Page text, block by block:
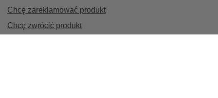
Chcę zareklamować produkt
Chcę zwrócić produkt